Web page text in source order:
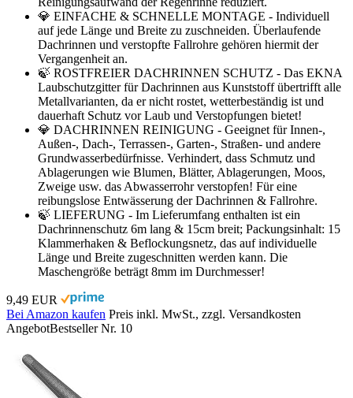
💎 EINFACHE & SCHNELLE MONTAGE - Individuell
auf jede Länge und Breite zu zuschneiden. Überlaufende
Dachrinnen und verstopfte Fallrohre gehören hiermit der
Vergangenheit an.
🍃 ROSTFREIER DACHRINNEN SCHUTZ - Das EKNA
Laubschutzgitter für Dachrinnen aus Kunststoff übertrifft alle
Metallvarianten, da er nicht rostet, wetterbeständig ist und
dauerhaft Schutz vor Laub und Verstopfungen bietet!
💎 DACHRINNEN REINIGUNG - Geeignet für Innen-,
Außen-, Dach-, Terrassen-, Garten-, Straßen- und andere
Grundwasserbedürfnisse. Verhindert, dass Schmutz und
Ablagerungen wie Blumen, Blätter, Ablagerungen, Moos,
Zweige usw. das Abwasserrohr verstopfen! Für eine
reibungslose Entwässerung der Dachrinnen & Fallrohre.
🍃 LIEFERUNG - Im Lieferumfang enthalten ist ein
Dachrinnenschutz 6m lang & 15cm breit; Packungsinhalt: 15
Klammerhaken & Beflockungsnetz, das auf individuelle
Länge und Breite zugeschnitten werden kann. Die
Maschengröße beträgt 8mm im Durchmesser!
9,49 EUR
Bei Amazon kaufen Preis inkl. MwSt., zzgl. Versandkosten
AngebotBestseller Nr. 10